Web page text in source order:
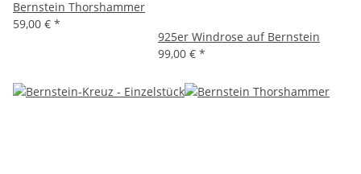
Bernstein Thorshammer
59,00 € *
925er Windrose auf Bernstein
99,00 € *